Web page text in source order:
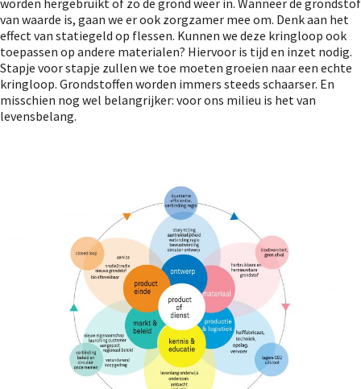
van waarde is, gaan we er ook zorgzamer mee om. Denk aan het
effect van statiegeld op flessen. Kunnen we deze kringloop ook
toepassen op andere materialen? Hiervoor is tijd en inzet nodig.
Stapje voor stapje zullen we toe moeten groeien naar een echte
kringloop. Grondstoffen worden immers steeds schaarser. En
misschien nog wel belangrijker: voor ons milieu is het van
levensbelang.